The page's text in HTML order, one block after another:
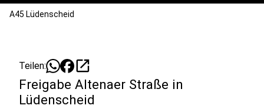
A45 Lüdenscheid
Teilen: open_in_new
Freigabe Altenaer Straße in
Lüdenscheid